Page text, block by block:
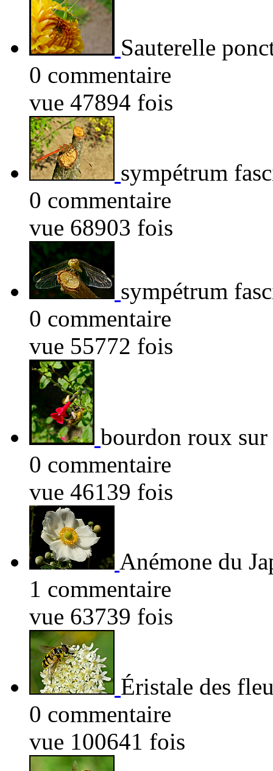
Sauterelle
0 commentaire
vue 47894 fois
sympétrum
0 commentaire
vue 68903 fois
sympétrum
0 commentaire
vue 55772 fois
bourdon roux sur
0 commentaire
vue 46139 fois
Anémone du
1 commentaire
vue 63739 fois
Éristale des
0 commentaire
vue 100641 fois